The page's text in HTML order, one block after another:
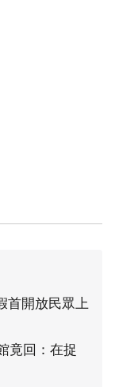
首開放民眾上
竟回：在捉